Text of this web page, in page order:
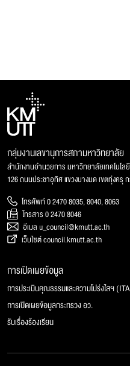
กลุ่มงานเลขานุการสภามหาวิทยาลัย
สำนักงานอำนวยการ มหาวิทยาลัยเทคโนโล
126 ถนนประชาอุทิศ แขวงบางมด เขตทุ่งครุ
โทรศัพท์ 0 2470 8035, 8040, 8063
โทรสาร 0 2470 8046
อีเมล u_council@kmutt.ac.th
เว็บไซต์ council.kmutt.ac.th
การเปิดเผยข้อมูล
การประเมินคุณธรรมและความโปร่งใสฯ
การเปิดเผยข้อมูลกระทรวง อว.
รับเรื่องร้องเรียน